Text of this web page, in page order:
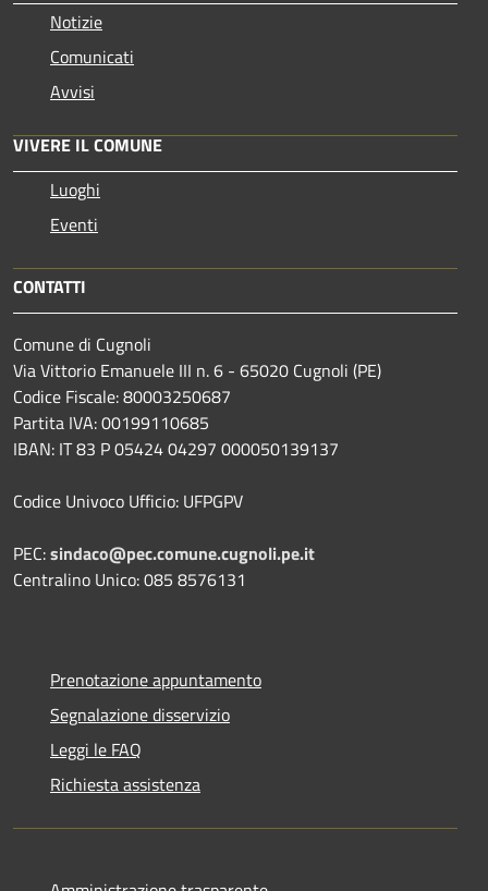
Notizie
Comunicati
Avvisi
VIVERE IL COMUNE
Luoghi
Eventi
CONTATTI
Comune di Cugnoli
Via Vittorio Emanuele III n. 6 - 65020 Cugnoli (PE)
Codice Fiscale: 80003250687
Partita IVA: 00199110685
IBAN: IT 83 P 05424 04297 000050139137
Codice Univoco Ufficio: UFPGPV
PEC:sindaco@pec.comune.cugnoli.pe.it
Centralino Unico: 085 8576131
Prenotazione appuntamento
Segnalazione disservizio
Leggi le FAQ
Richiesta assistenza